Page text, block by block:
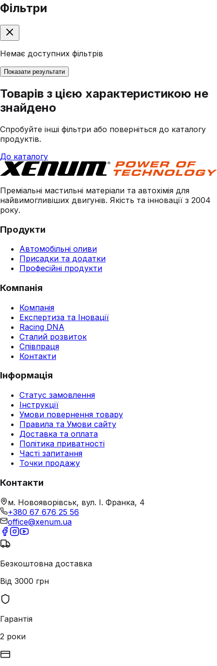
Фільтри
Немає доступних фільтрів
Показати результати
Товарів з цією характеристикою не
знайдено
Спробуйте інші фільтри або поверніться до каталогу
продуктів.
До каталогу
Преміальні мастильні матеріали та автохімія для
найвимогливіших двигунів. Якість та інновації з 2004
року.
Продукти
Автомобільні оливи
Присадки та додатки
Професійні продукти
Компанія
Компанія
Експертиза та Іновації
Racing DNA
Сталий розвиток
Співпраця
Контакти
Інформація
Статус замовлення
Інструкції
Умови повернення товару
Правила та Умови сайту
Доставка та оплата
Політика приватності
Часті запитання
Точки продажу
Контакти
м. Новояворівськ, вул. І. Франка, 4
+380 67 676 25 56
office@xenum.ua
Безкоштовна доставка
Від 3000 грн
Гарантія
2 роки